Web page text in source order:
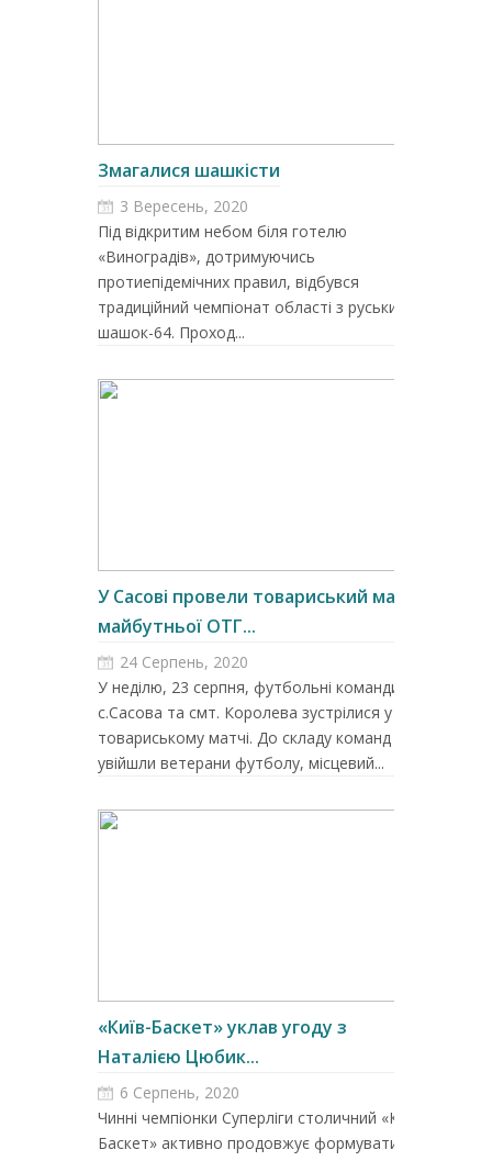
Змагалися шашкісти
3 Вересень, 2020
Під відкритим небом біля готелю
«Виноградів», дотримуючись
протиепідемічних правил, відбувся
традиційний чемпіонат області з руських
шашок-64. Проход...
У Сасові провели товариський матч
майбутньої ОТГ...
24 Серпень, 2020
У неділю, 23 серпня, футбольні команди
с.Сасова та смт. Королева зустрілися у
товариському матчі. До складу команд
увійшли ветерани футболу, місцевий...
«Київ-Баскет» уклав угоду з
Наталією Цюбик...
6 Серпень, 2020
Чинні чемпіонки Суперліги столичний «Київ-
Баскет» активно продовжує формувати